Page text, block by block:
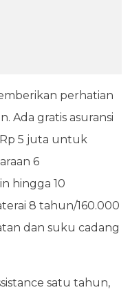
perhatian
Ada gratis asuransi
5 juta untuk
6
hingga 10
8 tahun/160.000
dan suku cadang
satu tahun,